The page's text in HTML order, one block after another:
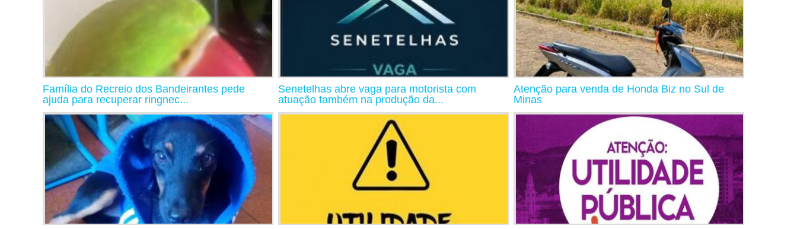
Família do Recreio dos Bandeirantes pede
ajuda para recuperar ringnec...
Senetelhas abre vaga para motorista com
atuação também na produção da...
Atenção para venda de Honda Biz no Sul de
Minas